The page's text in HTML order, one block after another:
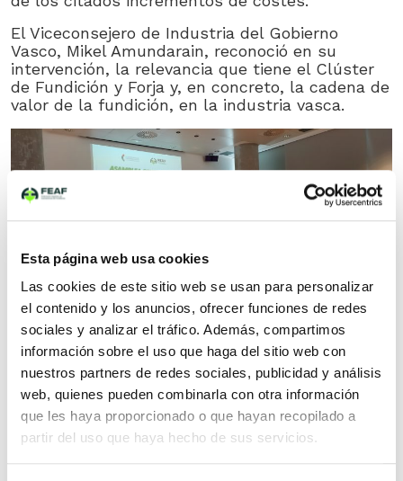
Esta página web usa cookies
Las cookies de este sitio web se usan para personalizar
el contenido y los anuncios, ofrecer funciones de redes
sociales y analizar el tráfico. Además, compartimos
información sobre el uso que haga del sitio web con
nuestros partners de redes sociales, publicidad y análisis
web, quienes pueden combinarla con otra información
que les haya proporcionado o que hayan recopilado a
partir del uso que haya hecho de sus servicios.
El Viceconsejero de Industria del Gobierno
Vasco, Mikel Amundarain, reconoció en su
intervención, la relevancia que tiene el Clúster
de Fundición y Forja y, en concreto, la cadena de
valor de la fundición, en la industria vasca.
Ignacio de la Peña, Presidente de FEAF, durante
la apertura de la Asamblea FEAF 2023.